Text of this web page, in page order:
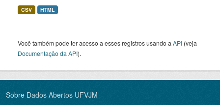
CSV HTML
Você também pode ter acesso a esses registros usando a API (veja
Documentação da API).
Sobre Dados Abertos UFVJM